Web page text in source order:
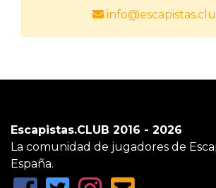
Escapistas.CLUB 2016 - 2026
La comunidad de jugadores de
España.